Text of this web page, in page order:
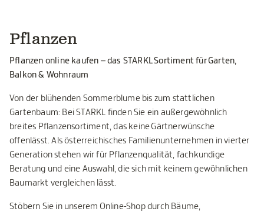
Pflanzen
Pflanzen online kaufen – das STARKL Sortiment für Garten,
Balkon & Wohnraum
Von der blühenden Sommerblume bis zum stattlichen
Gartenbaum: Bei STARKL finden Sie ein außergewöhnlich
breites Pflanzensortiment, das keine Gärtnerwünsche
offenlässt. Als österreichisches Familienunternehmen in vierter
Generation stehen wir für Pflanzenqualität, fachkundige
Beratung und eine Auswahl, die sich mit keinem gewöhnlichen
Baumarkt vergleichen lässt.
Stöbern Sie in unserem Online-Shop durch Bäume,